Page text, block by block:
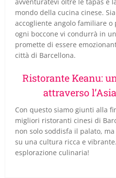
mondo della cucina cinese.
accogliente angolo familiare o
ogni boccone vi condurrà in
promette di essere
città di Barcellona.
Ristorante Keanu:
attraverso
Con questo siamo giunti alla
migliori ristoranti cinesi di
non solo soddisfa il palato,
su una cultura ricca e
esplorazione culinaria!